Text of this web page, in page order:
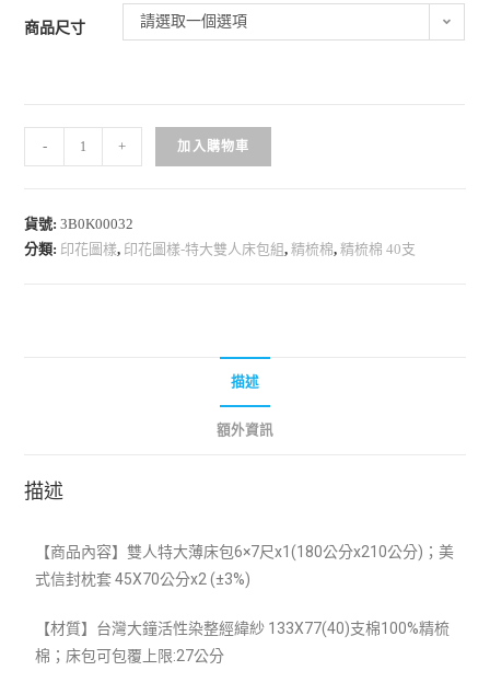
商品尺寸 請選取一個選項
- + 加入購物車
貨號:3B0K00032
分類: 印花圖樣, 印花圖樣-特大雙人床包組,精梳棉,精梳棉 40支
描述
額外資訊
描述
【商品內容】雙人特大薄床包6×7尺x1(180公分x210公分)；美
式信封枕套 45X70公分x2 (±3%)
【材質】 台灣大鐘活性染整經緯紗 133X77(40)支棉100%精梳
棉；床包可包覆上限:27公分